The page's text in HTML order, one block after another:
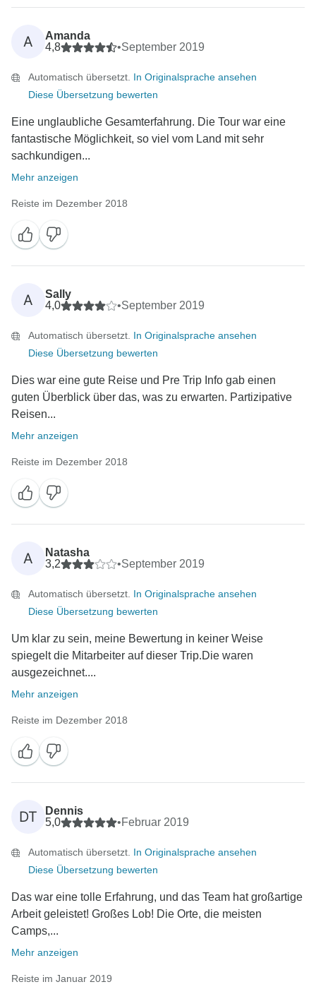
A
Amanda
4,8
•September 2019
Automatisch übersetzt. In Originalsprache ansehen
Diese Übersetzung bewerten
Eine unglaubliche Gesamterfahrung. Die Tour war eine
fantastische Möglichkeit, so viel vom Land mit sehr
sachkundigen...
Mehr anzeigen
Reiste im Dezember 2018
A
Sally
4,0
•September 2019
Automatisch übersetzt. In Originalsprache ansehen
Diese Übersetzung bewerten
Dies war eine gute Reise und Pre Trip Info gab einen
guten Überblick über das, was zu erwarten. Partizipative
Reisen...
Mehr anzeigen
Reiste im Dezember 2018
A
Natasha
3,2
•September 2019
Automatisch übersetzt. In Originalsprache ansehen
Diese Übersetzung bewerten
Um klar zu sein, meine Bewertung in keiner Weise
spiegelt die Mitarbeiter auf dieser Trip.Die waren
ausgezeichnet....
Mehr anzeigen
Reiste im Dezember 2018
DT
Dennis
5,0
•Februar 2019
Automatisch übersetzt. In Originalsprache ansehen
Diese Übersetzung bewerten
Das war eine tolle Erfahrung, und das Team hat großartige
Arbeit geleistet! Großes Lob! Die Orte, die meisten
Camps,...
Mehr anzeigen
Reiste im Januar 2019